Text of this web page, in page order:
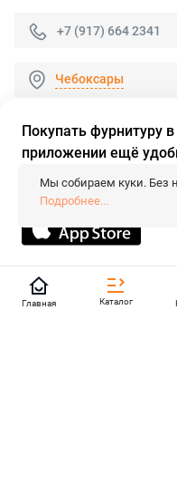
+7 (917) 664 2341
Чебоксары
© 2026 «FieraShop.ru»
Сопровождение сайта
-
Все права защищены.
Не является публичной
Политика
Главная Каталог
Покупать фурнитуру
приложении ещё
Мы собираем куки. Без
Подробнее...